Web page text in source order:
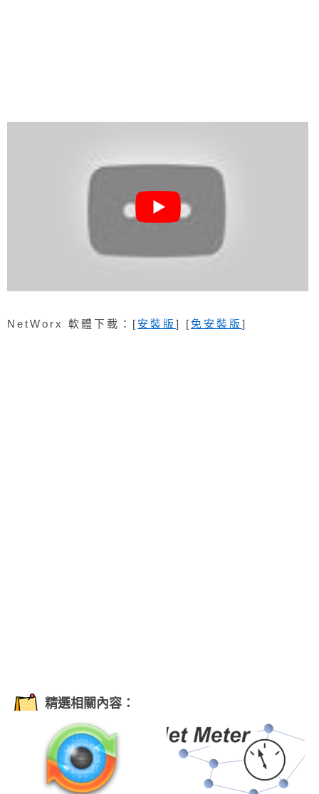
NetWorx 軟體下載：[ 安裝版 ] [免安裝版 ]
精選相關內容：